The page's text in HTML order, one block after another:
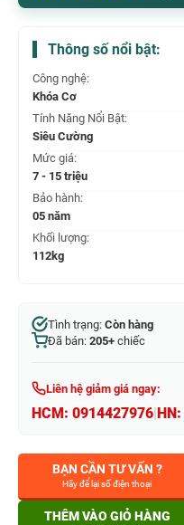
Thông số nổi bật:
Công nghệ:
Khóa Cơ
Tính Năng Nổi Bật:
Siêu Cường
Mức giá:
7 - 15 triệu
Bảo hành:
05 năm
Khối lượng:
112kg
Tình trạng: Còn hàng
Đã bán: 205+ chiếc
Liên hệ giảm giá ngay:
HCM: 0914427976 HN:
BẠN CẦN TƯ VẤN ?
Hãy để lại số điện thoại
THÊM VÀO GIỎ HÀNG